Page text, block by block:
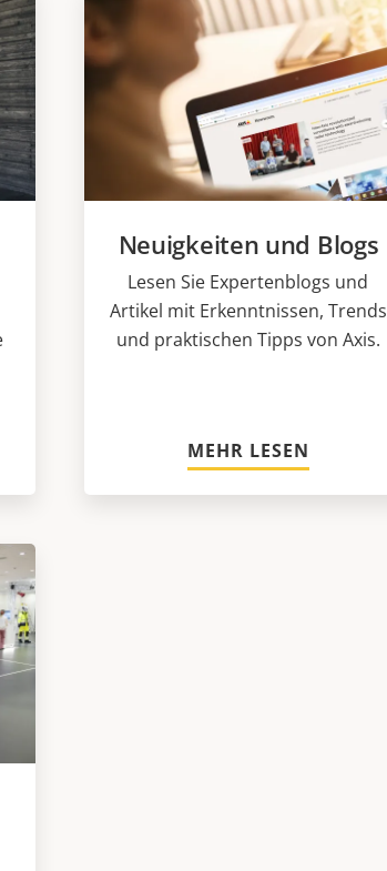
Neuigkeiten und Blogs
Lesen Sie Expertenblogs und
Artikel mit Erkenntnissen, Trends
und praktischen Tipps von Axis.
MEHR LESEN